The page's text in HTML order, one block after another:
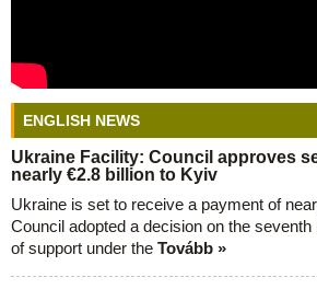
ENGLISH NEWS
Ukraine Facility: Council approves
nearly €2.8 billion to Kyiv
Ukraine is set to receive a payment of
Council adopted a decision on the
of support under the Tovább »